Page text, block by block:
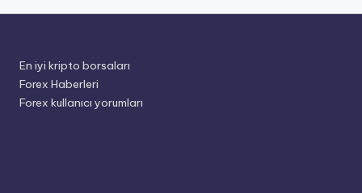
En iyi kripto borsaları
Forex Haberleri
Forex kullanıcı yorumları